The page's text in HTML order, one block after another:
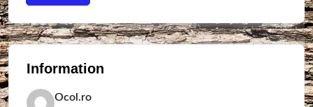
Information
Ocol.ro